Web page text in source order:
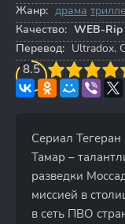
Жанр: драма
Качество: WEB-Rip
Перевод: Ultradox,
8.5
4 5 6 7 8 9
Сериал Тегеран
Тамар –
разведки
миссией в
в сеть ПВО